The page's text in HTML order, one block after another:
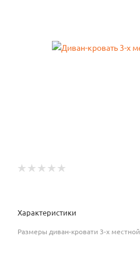
Характеристики
Размеры диван-кровати 3-х местной